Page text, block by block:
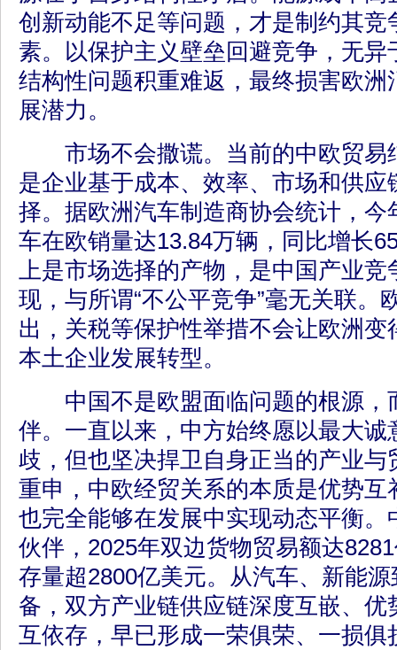
创新动能不足等问题，才是制约其竞
素。以保护主义壁垒回避竞争，无
结构性问题积重难返，最终损害欧洲
展潜力。
市场不会撒谎。当前的中欧贸易
是企业基于成本、效率、市场和供
择。据欧洲汽车制造商协会统计，今
车在欧销量达13.84万辆，同比增长
上是市场选择的产物，是中国产业竞
现，与所谓“不公平竞争”毫无关联。
出，关税等保护性举措不会让欧洲
本土企业发展转型。
中国不是欧盟面临问题的根源，
伴。一直以来，中方始终愿以最大诚
歧，但也坚决捍卫自身正当的产业与
重申，中欧经贸关系的本质是优势互
也完全能够在发展中实现动态平衡。
伙伴，2025年双边货物贸易额达
存量超2800亿美元。从汽车、新能
备，双方产业链供应链深度互嵌、
互依存，早已形成一荣俱荣、一损俱